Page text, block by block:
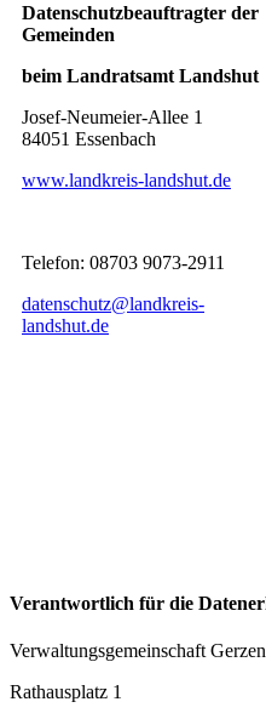
Datenschutzbeauftragter der
Gemeinden
beim Landratsamt Landshut
Josef-Neumeier-Allee 1
84051 Essenbach
www.landkreis-landshut.de
Telefon: 08703 9073-2911
datenschutz@landkreis-
landshut.de
Verantwortlich für die
Verwaltungsgemeinschaft Gerzen
Rathausplatz 1